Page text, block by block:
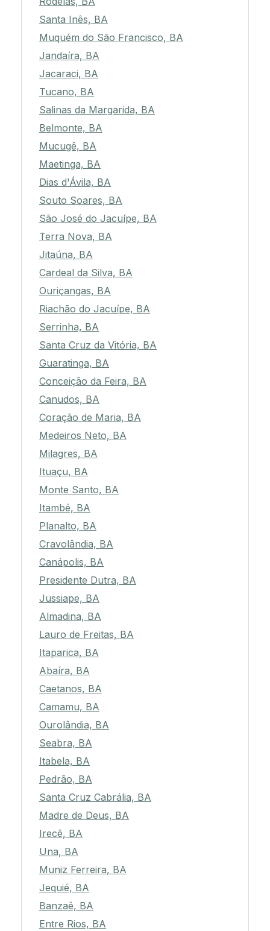
Santa Inês, BA
Muquém do São Francisco, BA
Jandaíra, BA
Jacaraci, BA
Tucano, BA
Salinas da Margarida, BA
Belmonte, BA
Mucugê, BA
Maetinga, BA
Dias d'Ávila, BA
Souto Soares, BA
São José do Jacuípe, BA
Terra Nova, BA
Jitaúna, BA
Cardeal da Silva, BA
Ouriçangas, BA
Riachão do Jacuípe, BA
Serrinha, BA
Santa Cruz da Vitória, BA
Guaratinga, BA
Conceição da Feira, BA
Canudos, BA
Coração de Maria, BA
Medeiros Neto, BA
Milagres, BA
Ituaçu, BA
Monte Santo, BA
Itambé, BA
Planalto, BA
Cravolândia, BA
Canápolis, BA
Presidente Dutra, BA
Jussiape, BA
Almadina, BA
Lauro de Freitas, BA
Itaparica, BA
Abaíra, BA
Caetanos, BA
Camamu, BA
Ourolândia, BA
Seabra, BA
Itabela, BA
Pedrão, BA
Santa Cruz Cabrália, BA
Madre de Deus, BA
Irecê, BA
Una, BA
Muniz Ferreira, BA
Jequié, BA
Banzaê, BA
Entre Rios, BA